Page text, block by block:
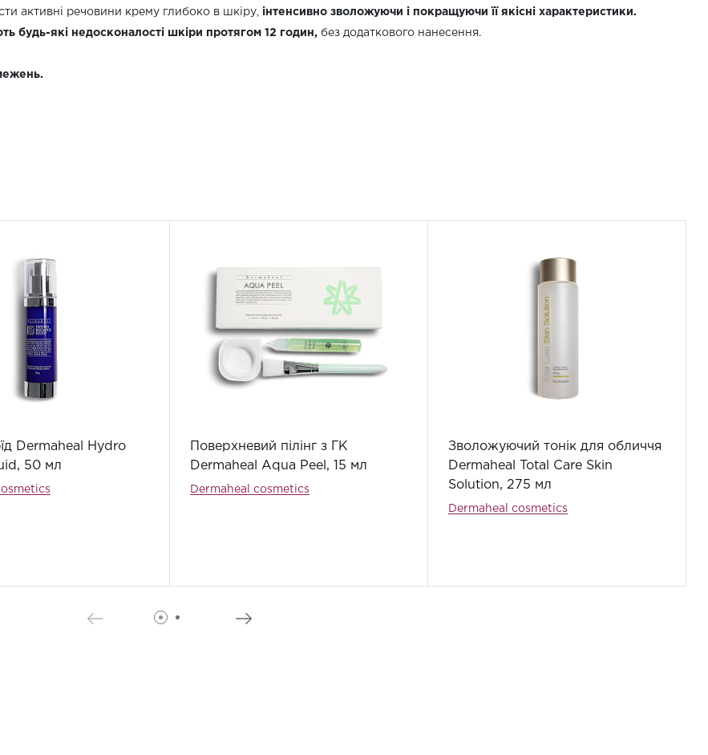
активні речовини крему глибоко в шкіру, інтенсивно зволожуючи і покращуючи її якісні характеристики.
будь-які недосконалості шкіри протягом 12 годин, без додаткового нанесення.
Dermaheal Hydro
50 мл
Поверхневий пілінг з ГК
Dermaheal Aqua Peel, 15 мл
Dermaheal cosmetics
Зволожуючий тонік для обличчя
Dermaheal Total Care Skin
Solution, 275 мл
Dermaheal cosmetics